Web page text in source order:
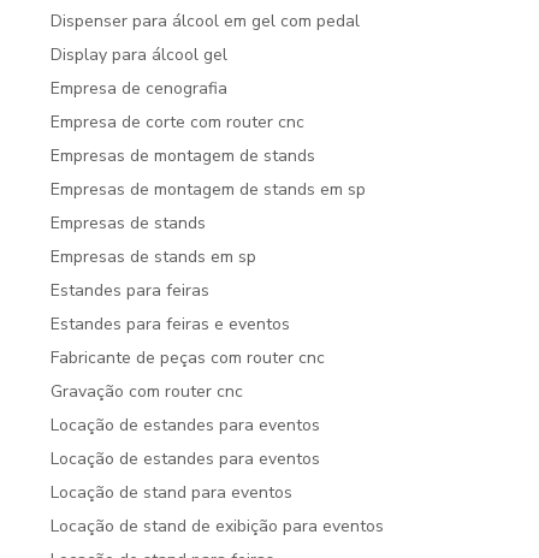
Dispenser para álcool em gel com pedal
Display para álcool gel
Empresa de cenografia
Empresa de corte com router cnc
Empresas de montagem de stands
Empresas de montagem de stands em sp
Empresas de stands
Empresas de stands em sp
Estandes para feiras
Estandes para feiras e eventos
Fabricante de peças com router cnc
Gravação com router cnc
Locação de estandes para eventos
Locação de estandes para eventos
Locação de stand para eventos
Locação de stand de exibição para eventos